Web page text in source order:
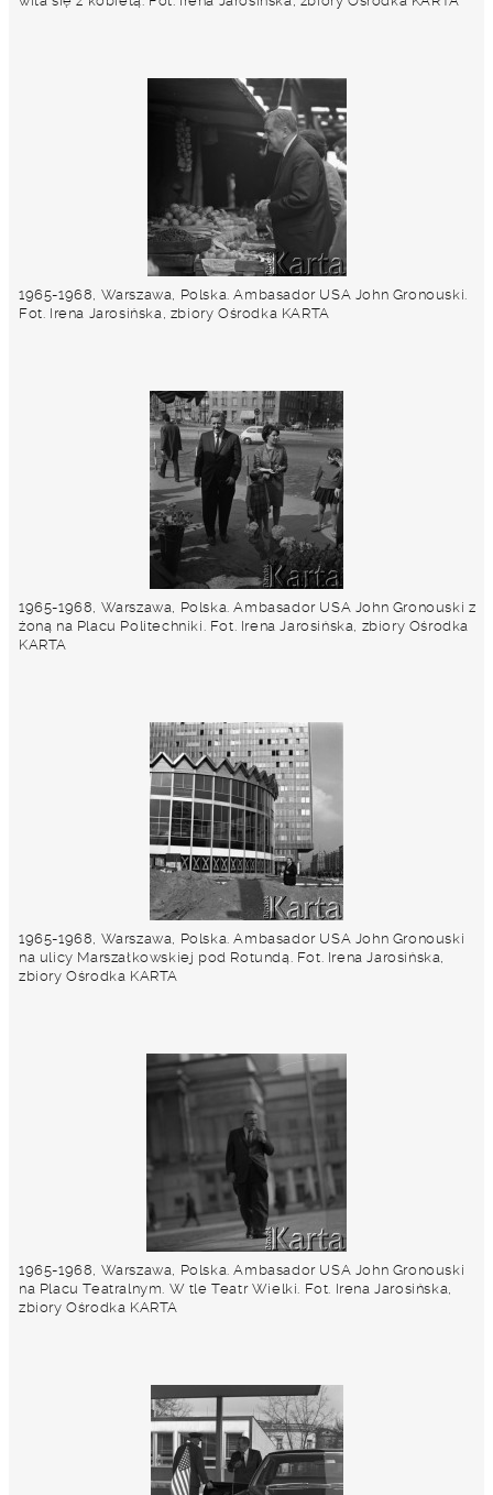
1965-1968, Warszawa, Polska. Ambasador USA John Gronouski.
Fot. Irena Jarosińska, zbiory Ośrodka KARTA
1965-1968, Warszawa, Polska. Ambasador USA John Gronouski z
żoną na Placu Politechniki. Fot. Irena Jarosińska, zbiory Ośrodka
KARTA
1965-1968, Warszawa, Polska. Ambasador USA John Gronouski
na ulicy Marszałkowskiej pod Rotundą. Fot. Irena Jarosińska,
zbiory Ośrodka KARTA
1965-1968, Warszawa, Polska. Ambasador USA John Gronouski
na Placu Teatralnym. W tle Teatr Wielki. Fot. Irena Jarosińska,
zbiory Ośrodka KARTA